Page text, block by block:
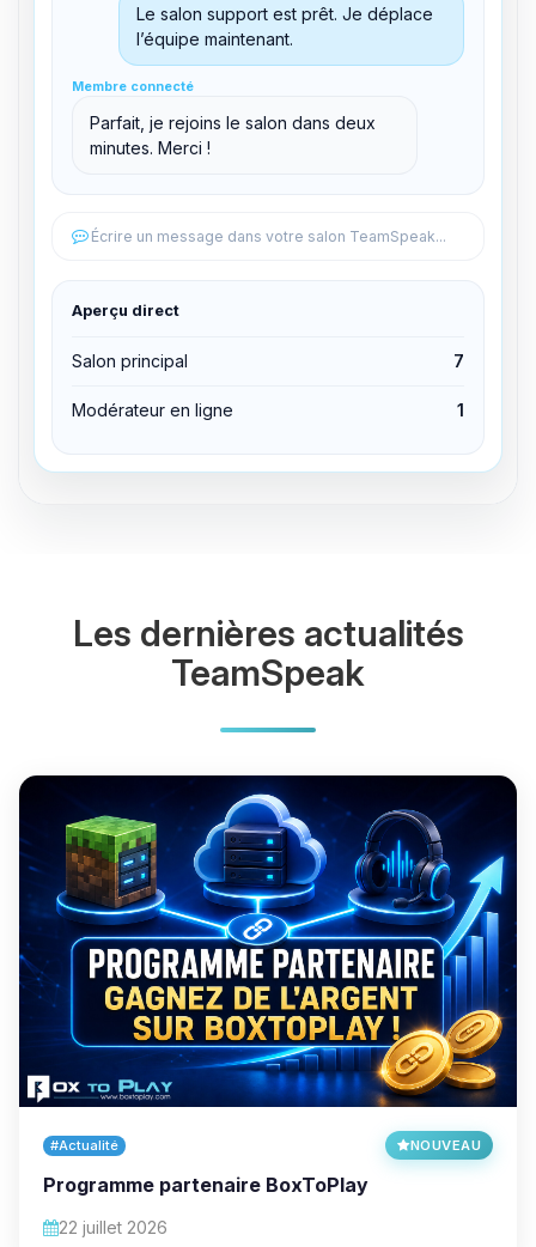
Le salon support est prêt. Je déplace
l’équipe maintenant.
Membre connecté
Parfait, je rejoins le salon dans deux
minutes. Merci !
Écrire un message dans votre salon TeamSpeak...
Aperçu direct
Salon principal 7
Modérateur en ligne 1
Salon principal
Éditer les permissions
Expulser du canal
Les dernières actualités
TeamSpeak
#Actualité NOUVEAU
Programme partenaire BoxToPlay
22 juillet 2026